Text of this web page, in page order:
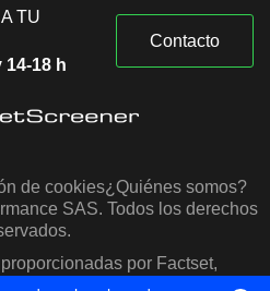
TU
14-18 h
Contacto
de cookies¿Quiénes somos?
SAS. Todos los derechos
por Factset,
y S&P Capital IQ